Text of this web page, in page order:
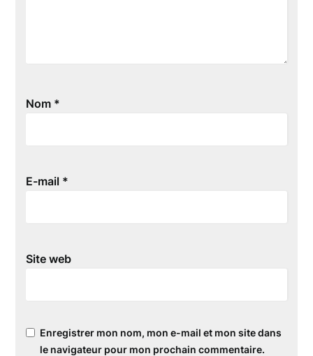
Nom *
E-mail *
Site web
Enregistrer mon nom, mon e-mail et mon site dans
le navigateur pour mon prochain commentaire.